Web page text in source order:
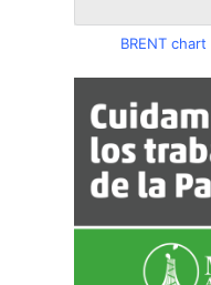
BRENT chart